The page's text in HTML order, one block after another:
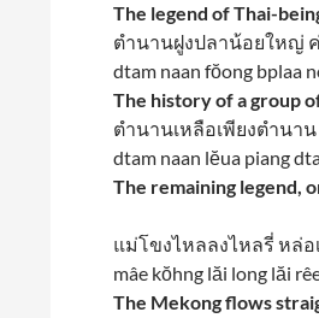
The legend of Thai-
ตำนานฝูงปลาน้อยใหญ่
dtam naan fŏong bplaa
The history of a group
ตำนานเหลือเพียงตำนา
dtam naan lĕua piang
The remaining legend,
แม่โขงไหลลงไหลรี่ หล่อ
mâe kŏhng lăi long lăi
The Mekong flows